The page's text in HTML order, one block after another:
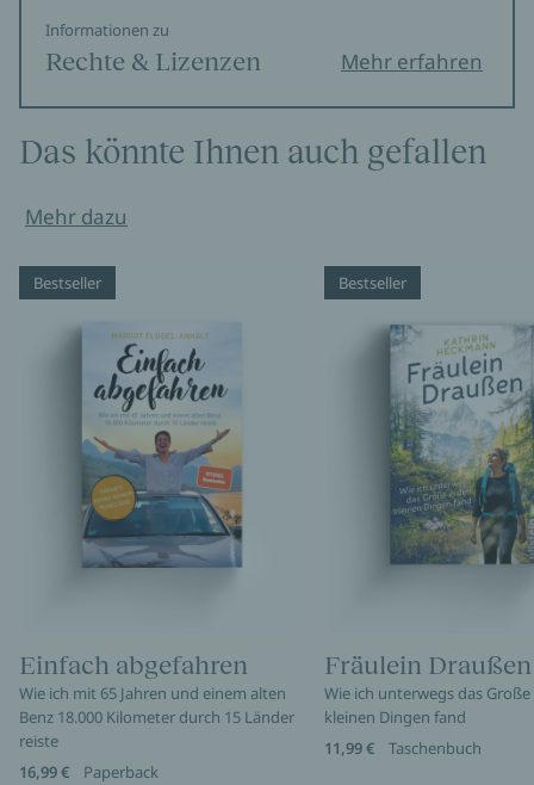
Informationen zu
Rechte & Lizenzen Mehr erfahren
Das könnte Ihnen auch gefallen
Mehr dazu
Bestseller
Einfach abgefahren
Wie ich mit 65 Jahren und einem alten
Benz 18.000 Kilometer durch 15 Länder
reiste
16,99 €
Paperback
Bestseller
Fräulein Draußen
Wie ich unterwegs das
kleinen Dingen fand
11,99 €
Taschenbuch